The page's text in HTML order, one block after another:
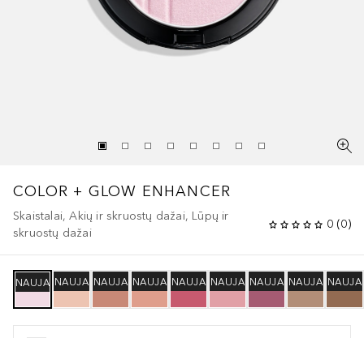
COLOR + GLOW ENHANCER
Skaistalai, Akių ir skruostų dažai, Lūpų ir
skruostų dažai
0 (0)
NAUJA NAUJA NAUJA NAUJA NAUJA NAUJA NAUJA NAUJA NAUJA